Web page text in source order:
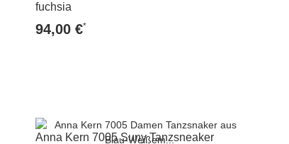
fuchsia
94,00 €*
Anna Kern 7005 Suny Tanzsneaker